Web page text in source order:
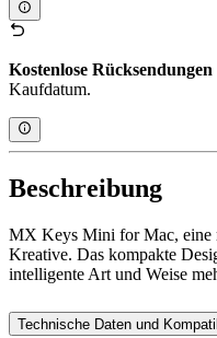
Kostenlose Rücksendungen
Kaufdatum.
Beschreibung
MX Keys Mini for Mac, eine
Kreative. Das kompakte
intelligente Art und Weise
Technische Daten und